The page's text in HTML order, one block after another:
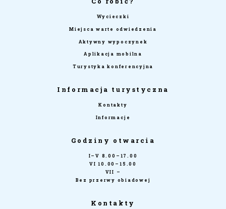
Wycieczki
Miejsca warte odwiedzenia
Aktywny wypoczynek
Aplikacja mobilna
Turystyka konferencyjna
Informacja turystyczna
Kontakty
Informacje
Godziny otwarcia
I–V 8.00–17.00
VI 10.00–15.00
VII –
Bez przerwy obiadowej
Kontakty